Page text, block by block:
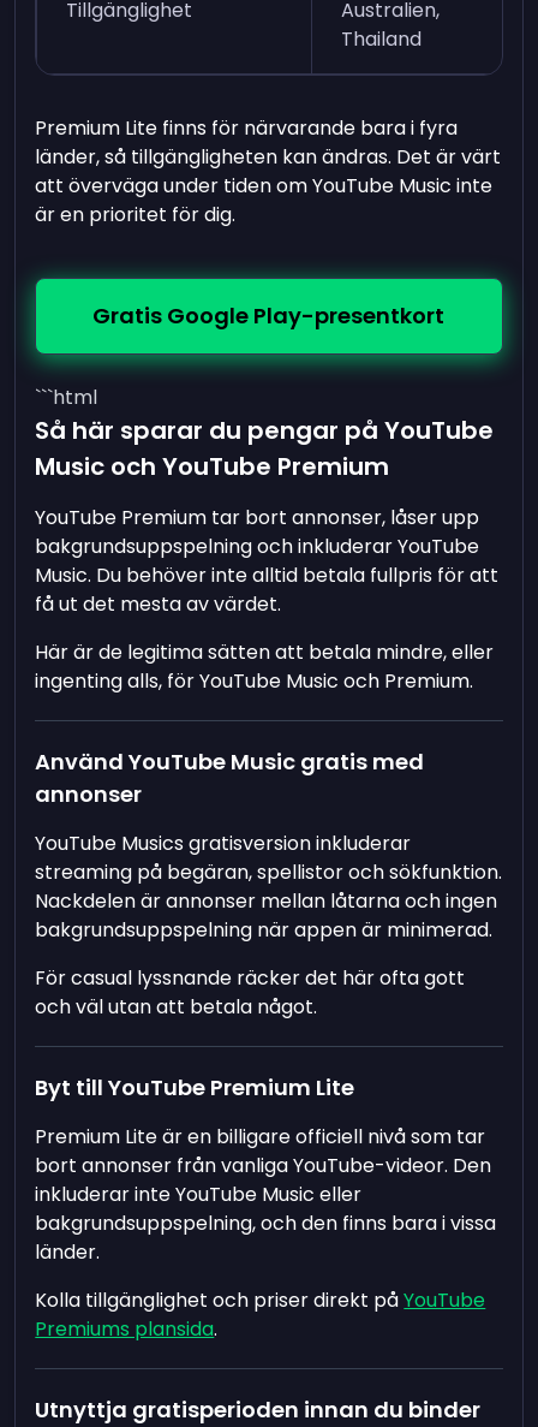
Tillgänglighet
Australien,
Thailand
Premium Lite finns för närvarande bara i fyra
länder, så tillgängligheten kan ändras. Det är värt
att överväga under tiden om YouTube Music inte
är en prioritet för dig.
Gratis Google Play-presentkort
```html
Så här sparar du pengar på YouTube
Music och YouTube Premium
YouTube Premium tar bort annonser, låser upp
bakgrundsuppspelning och inkluderar YouTube
Music. Du behöver inte alltid betala fullpris för att
få ut det mesta av värdet.
Här är de legitima sätten att betala mindre, eller
ingenting alls, för YouTube Music och Premium.
Använd YouTube Music gratis med
annonser
YouTube Musics gratisversion inkluderar
streaming på begäran, spellistor och sökfunktion.
Nackdelen är annonser mellan låtarna och ingen
bakgrundsuppspelning när appen är minimerad.
För casual lyssnande räcker det här ofta gott
och väl utan att betala något.
Byt till YouTube Premium Lite
Premium Lite är en billigare officiell nivå som tar
bort annonser från vanliga YouTube-videor. Den
inkluderar inte YouTube Music eller
bakgrundsuppspelning, och den finns bara i vissa
länder.
Kolla tillgänglighet och priser direkt påYouTube
Premiums plansida.
Utnyttja gratisperioden innan du binder